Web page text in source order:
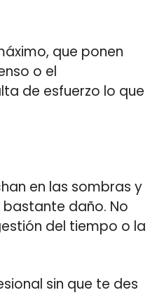
que ponen
o el
de esfuerzo lo que
en las sombras y
daño. No
del tiempo o la
sin que te des